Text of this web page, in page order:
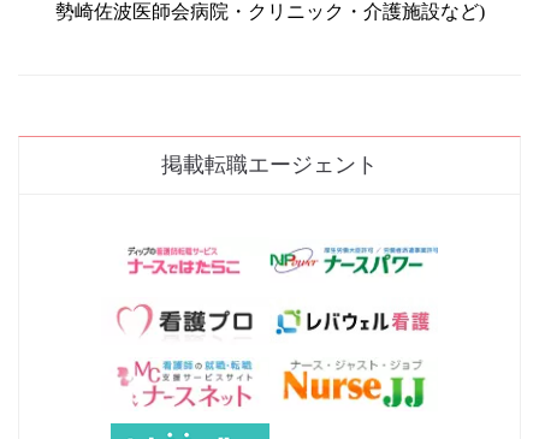
勢崎佐波医師会病院・クリニック・介護施設など)
掲載転職エージェント